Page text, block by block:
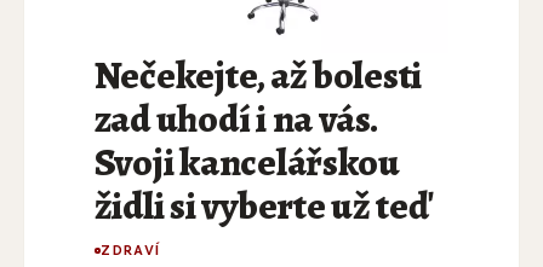
Nečekejte, až bolesti
zad uhodí i na vás.
Svoji kancelářskou
židli si vyberte už teď
ZDRAVÍ